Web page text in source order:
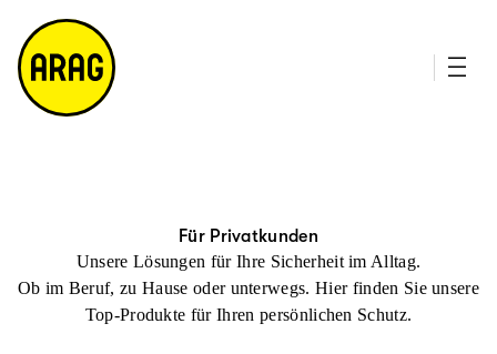
m
a
p
Für Privatkunden
Unsere Lösungen für Ihre Sicherheit im Alltag.
Ob im Beruf, zu Hause oder unterwegs. Hier finden Sie unsere
Top-Produkte für Ihren persönlichen Schutz.